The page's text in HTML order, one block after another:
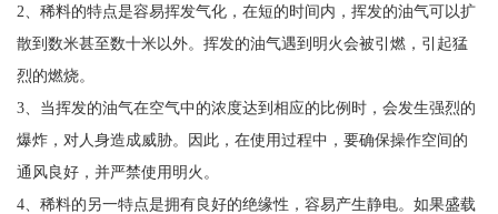
2、稀料的特点是容易挥发气化，在短的时间内，挥发的油气可以扩
散到数米甚至数十米以外。挥发的油气遇到明火会被引燃，引起猛
烈的燃烧。
3、当挥发的油气在空气中的浓度达到相应的比例时，会发生强烈的
爆炸，对人身造成威胁。因此，在使用过程中，要确保操作空间的
通风良好，并严禁使用明火。
4、稀料的另一特点是拥有良好的绝缘性，容易产生静电。如果盛载